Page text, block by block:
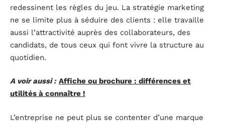
redessinent les règles du jeu. La stratégie marketing
ne se limite plus à séduire des clients : elle travaille
aussi l’attractivité auprès des collaborateurs, des
candidats, de tous ceux qui font vivre la structure au
quotidien.
A voir aussi : Affiche ou brochure : différences et
utilités à connaître !
L’entreprise ne peut plus se contenter d’une marque